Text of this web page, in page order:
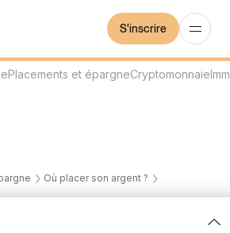
S'inscrire
Placements et épargneCryptomonnaie
Où placer son argent ?